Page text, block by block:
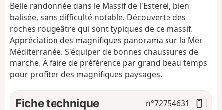
n
Belle randonnée dans le Massif de l'Esterel, bien
balisée, sans difficulté notable. Découverte des
roches rougeâtre qui sont typiques de ce massif.
Appréciation des magnifiques panorama sur la Mer
Méditerranée. S'équiper de bonnes chaussures de
marche. À faire de préférence par grand beau temps
pour profiter des magnifiques paysages.
Fiche technique n°72754631